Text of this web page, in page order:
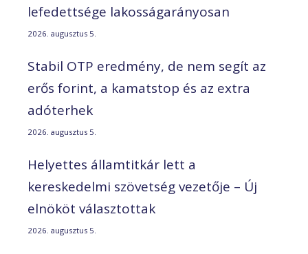
lefedettsége lakosságarányosan
2026. augusztus 5.
Stabil OTP eredmény, de nem segít az
erős forint, a kamatstop és az extra
adóterhek
2026. augusztus 5.
Helyettes államtitkár lett a
kereskedelmi szövetség vezetője – Új
elnököt választottak
2026. augusztus 5.